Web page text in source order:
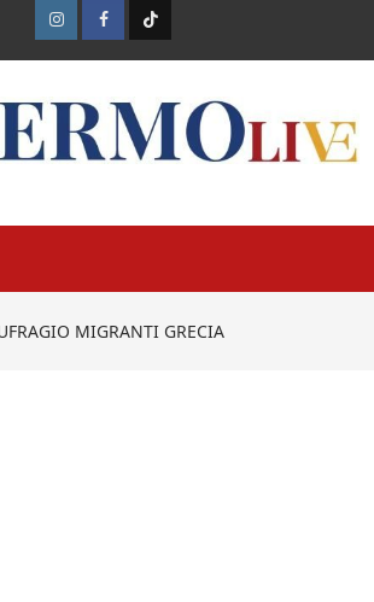
InstagramFacebook
TikTok
MIGRANTI GRECIA